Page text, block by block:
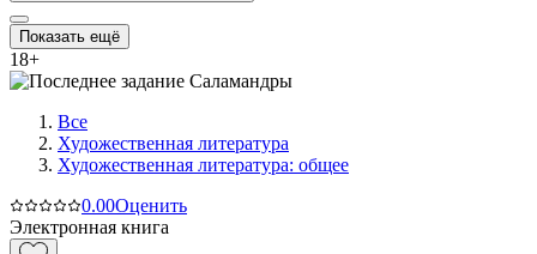
Показать ещё
18+
Все
Художественная литература
Художественная литература: общее
0.00Оценить
Электронная книга